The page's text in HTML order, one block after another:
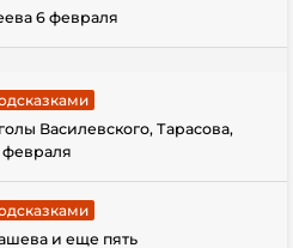
6 февраля
Василевского, Тарасова,
февраля
и еще пять